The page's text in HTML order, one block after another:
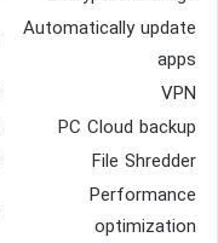
Automatically update
apps
VPN
PC Cloud backup
File Shredder
Performance
optimization